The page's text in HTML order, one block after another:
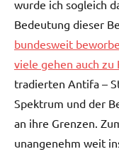
wurde ich sogleich
Bedeutung dieser
bundesweit
viele gehen auch zu
tradierten Antifa –
Spektrum und der
an ihre Grenzen.
unangenehm weit